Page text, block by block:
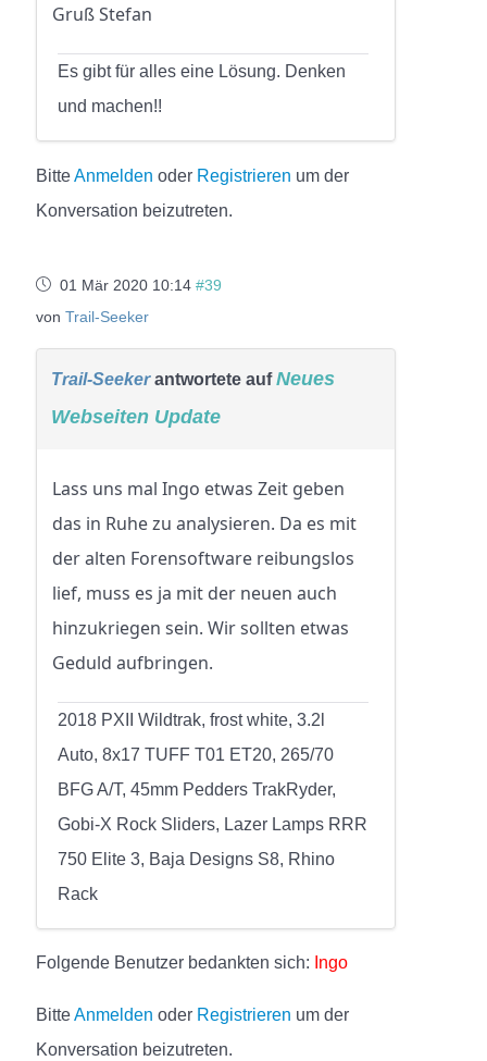
Gruß Stefan
Es gibt für alles eine Lösung. Denken
und machen!!
BitteAnmelden oder Registrieren um der
Konversation beizutreten.
01 Mär 2020 10:14 #39
vonTrail-Seeker
Trail-Seekerantwortete aufNeues
Webseiten Update
Lass uns mal Ingo etwas Zeit geben
das in Ruhe zu analysieren. Da es mit
der alten Forensoftware reibungslos
lief, muss es ja mit der neuen auch
hinzukriegen sein. Wir sollten etwas
Geduld aufbringen.
2018 PXII Wildtrak, frost white, 3.2l
Auto, 8x17 TUFF T01 ET20, 265/70
BFG A/T, 45mm Pedders TrakRyder,
Gobi-X Rock Sliders, Lazer Lamps RRR
750 Elite 3, Baja Designs S8, Rhino
Rack
Folgende Benutzer bedankten sich: Ingo
BitteAnmelden oder Registrieren um der
Konversation beizutreten.